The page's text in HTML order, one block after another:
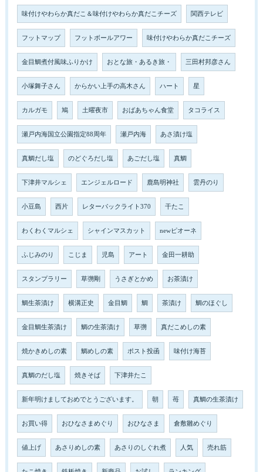
味付けやわらか真だこ＆味付けやわらか真だこチーズ 関西テレビ
フットマップ フットボールアワー 味付けやわらか真だこチーズ
金目鯛煮付風味ふりかけ おとな旅・あるき旅・ 三田村邦彦さん
小塚舞子さん からかい上手の高木さん ハート 星
カルガモ 鳩 土曜夜市 おばあちゃん食堂 タコライス
瀬戸内海国立公園指定88周年 瀬戸内海 あさ漬け塩
真鯛だし塩 のどぐろだし塩 あごだし塩 真鯛
下津井マルシェ エンジェルロード 鹿島明神社 雲丹のり
小豆島 西片 レターパックライト370 干たこ
わくわくマルシェ シャインマスカット newピオーネ
ふじみのり こじま 児島 アート 金田一耕助
スタンプラリー 草彅剛 うさぎとかめ お茶漬け
鯛生茶漬け 横溝正史 金目鯛 鯛 茶漬け 鯛のほぐし
金目鯛生茶漬け 鯛の生茶漬け 草彅 真だこめしの素
焼かきめしの素 鯛めしの素 ポスト投函 味付け海苔
真鯛のだし塩 焼きそば 下津井たこ
新年明けましておめでとうございます。 朝 苺 真鯛の生茶漬け
お買い得 おひなさまめぐり おひなさま 倉敷雛めぐり
値上げ あさりめしの素 あさりのしぐれ煮 人気 売れ筋